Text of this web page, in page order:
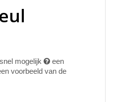
mogelijk
een
voorbeeld van de